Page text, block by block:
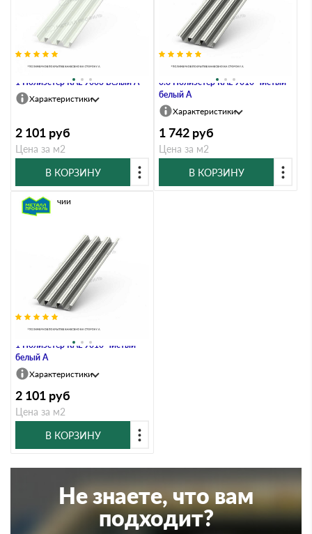
Профлист Металл Профиль Н114
1 Полиэстер RAL 9003 Белый A
Характеристики
2 101 руб
Цена за м2
В КОРЗИНУ
Профлист Металл Профиль Н114
0.8 Полиэстер RAL 9010 Чистый
белый A
Характеристики
1 742 руб
Цена за м2
В КОРЗИНУ
Профлист Металл Профиль Н114
1 Полиэстер RAL 9010 Чистый
белый A
В наличии
Характеристики
2 101 руб
Цена за м2
В КОРЗИНУ
Не знаете, что вам
подходит?